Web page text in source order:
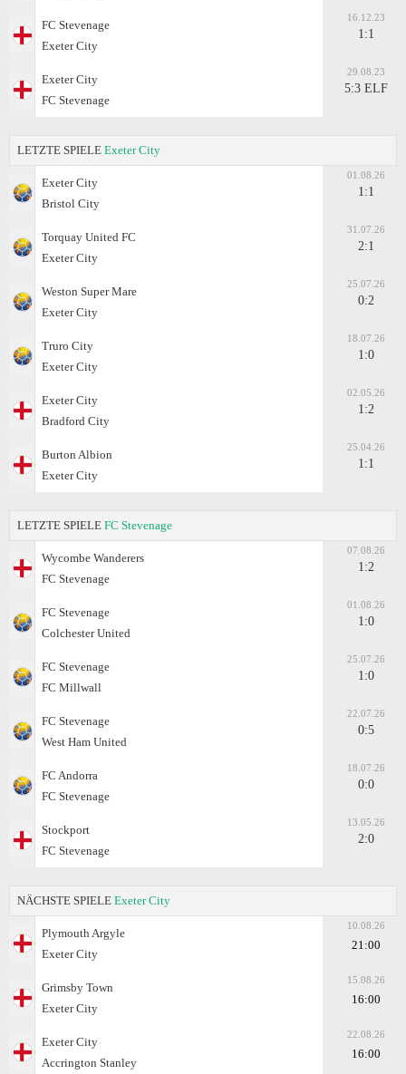
FC Stevenage
Exeter City
16.12.23
1:1
Exeter City
FC Stevenage
29.08.23
5:3 ELF
LETZTE SPIELE Exeter City
Exeter City
Bristol City
01.08.26
1:1
Torquay United FC
Exeter City
31.07.26
2:1
Weston Super Mare
Exeter City
25.07.26
0:2
Truro City
Exeter City
18.07.26
1:0
Exeter City
Bradford City
02.05.26
1:2
Burton Albion
Exeter City
25.04.26
1:1
LETZTE SPIELE FC Stevenage
Wycombe Wanderers
FC Stevenage
07.08.26
1:2
FC Stevenage
Colchester United
01.08.26
1:0
FC Stevenage
FC Millwall
25.07.26
1:0
FC Stevenage
West Ham United
22.07.26
0:5
FC Andorra
FC Stevenage
18.07.26
0:0
Stockport
FC Stevenage
13.05.26
2:0
NÄCHSTE SPIELE Exeter City
Plymouth Argyle
Exeter City
10.08.26
21:00
Grimsby Town
Exeter City
15.08.26
16:00
Exeter City
Accrington Stanley
22.08.26
16:00